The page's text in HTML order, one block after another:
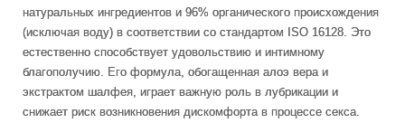
натуральных ингредиентов и 96% органического происхождения
(исключая воду) в соответствии со стандартом ISO 16128. Это
естественно способствует удовольствию и интимному
благополучию. Его формула, обогащенная алоэ вера и
экстрактом шалфея, играет важную роль в лубрикации и
снижает риск возникновения дискомфорта в процессе секса.